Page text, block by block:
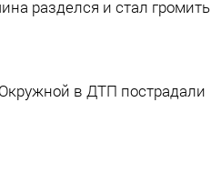
разделся и стал громить
в ДТП пострадали